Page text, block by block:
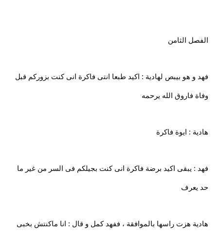
الفصل الثامن
فهد و هو بيبص لهادية : اكيد طبعا انتى فاكرة انى كنت بزوركم قبل
وفاة فاروق الله يرحمه
هادية : ايوة فاكرة
فهد : يبقى اكيد برضة فاكرة انى كنت بجيلكم فى السر من غير ما
حد يعرف
هادية هزت راسها بالموافقة ، ففهد كمل و قال : انا ماكنتش بخبى